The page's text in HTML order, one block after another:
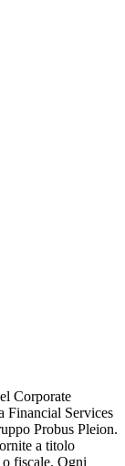
Corporate
Financial Services
Probus Pleion.
a titolo
fiscale. Ogni